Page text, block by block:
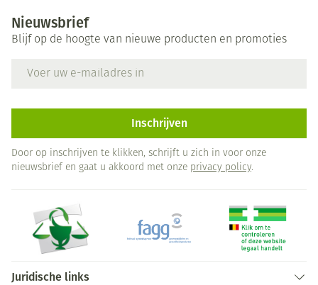
Nieuwsbrief
Blijf op de hoogte van nieuwe producten en promoties
Inschrijven
Door op inschrijven te klikken, schrijft u zich in voor onze
nieuwsbrief en gaat u akkoord met onze privacy policy.
Juridische links